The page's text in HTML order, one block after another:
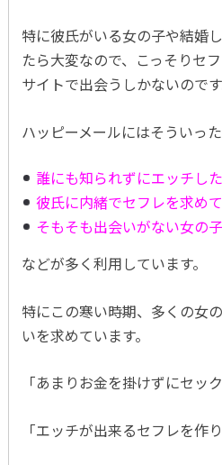
特に彼氏がいる女の子や結婚
たら大変なので、こっそりセ
サイトで出会うしかないのです
ハッピーメールにはそういった
誰にも知られずにエッチし
彼氏に内緒でセフレを求め
そもそも出会いがない女の子
などが多く利用しています。
特にこの寒い時期、多くの女
いを求めています。
「あまりお金を掛けずにセッ
「エッチが出来るセフレを作